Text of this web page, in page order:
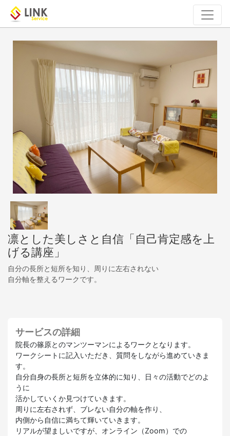
凛とした美しさと自信「自己肯定感を上
げる講座」
自分の長所と短所を知り、周りに左右されない
自分軸を整えるワークです。
サービスの詳細
院長の篠原とのマンツーマンによるワークとなります。
ワークシートに記入いただき、質問をしながら進めていきま
す。
自分自身の長所と短所を立体的に知り、日々の活動でどのよ
うに
活かしていくか見つけていきます。
周りに左右されず、ブレない自分の軸を作り、
内側から自信に満ちて輝いていきます。
リアルが望ましいですが、オンライン（Zoom）での